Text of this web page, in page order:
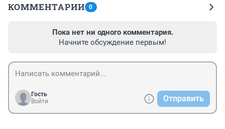
КОММЕНТАРИИ 0
Пока нет ни одного комментария.
Начните обсуждение первым!
Гость
Войти
Отправить